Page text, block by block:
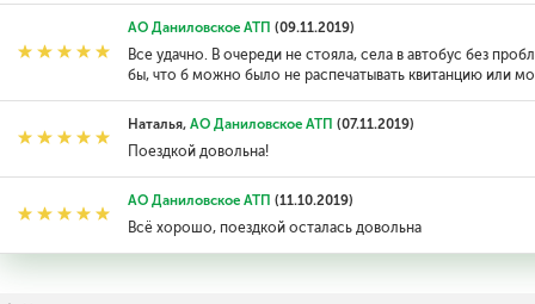
АО Даниловское АТП (09.11.2019)
Все удачно. В очереди не стояла, села в автобус без
бы, что б можно было не распечатывать квитанцию или
Наталья, АО Даниловское АТП (07.11.2019)
Поездкой довольна!
АО Даниловское АТП (11.10.2019)
Всё хорошо, поездкой осталась довольна